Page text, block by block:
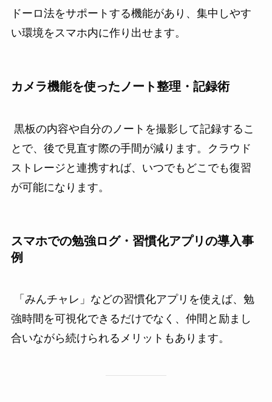
ドーロ法をサポートする機能があり、集中しやす
い環境をスマホ内に作り出せます。
カメラ機能を使ったノート整理・記録術
黒板の内容や自分のノートを撮影して記録するこ
とで、後で見直す際の手間が減ります。クラウド
ストレージと連携すれば、いつでもどこでも復習
が可能になります。
スマホでの勉強ログ・習慣化アプリの導入事
例
「みんチャレ」などの習慣化アプリを使えば、勉
強時間を可視化できるだけでなく、仲間と励まし
合いながら続けられるメリットもあります。